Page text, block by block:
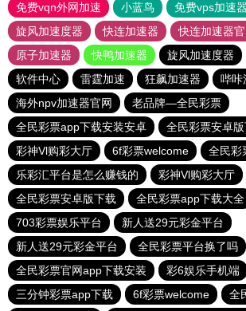
免费vqn外网加速
小蓝鸟
免费vps加速
旋风加速度器
快连加速器
快连加速器
原子加速器
快鸭加速器 旋风加速度器
软件中心
雷霆加速 狂飙加速器 哔咔
海外npv加速器官网
老品牌—全民彩票
全民彩票app下载安装安卓
全民彩票安卓
彩神Vl购彩大厅
6f彩票welcome
全民彩
乐彩汇平台是怎么赚钱的
彩神Vl购彩大厅
全民彩票安卓版下载
全民彩票app下载大全
703彩票娱乐平台
新人送29元彩金平台
新人送29元彩金平台
全民彩票平台换了吗
全民彩票官网app下载安装
彩6娱乐手机端
三分钟彩票app下载
6f彩票welcome
全